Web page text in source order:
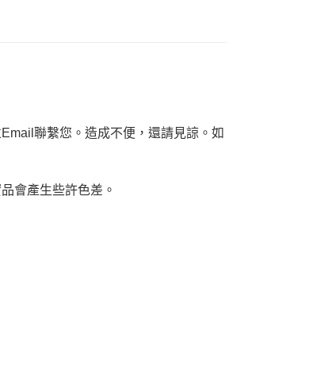
聯繫您。造成不便，還請見諒。如
會產生些許色差。